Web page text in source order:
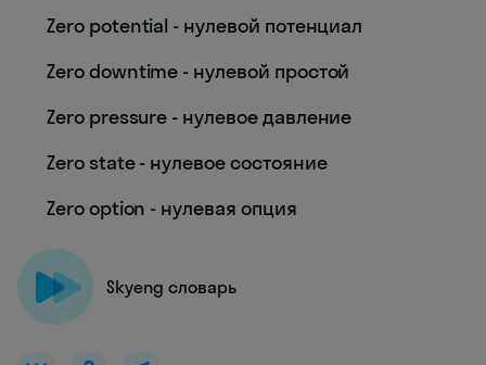
Zero potential - нулевой потенциал
Zero downtime - нулевой простой
Zero pressure - нулевое давление
Zero state - нулевое состояние
Zero option - нулевая опция
Skyeng словарь